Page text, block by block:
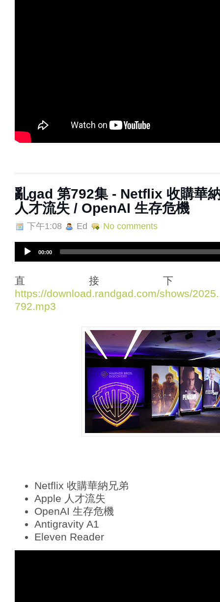
亂‌‌‌gad‌‌‌ ‌‌‌‌‌第792集 - Netflix 收購華
人才流失 / OpenAI 生存危機
下午1:08 Ed No comments
i
o
P
l
00:00
直接
https://download.randgad.com/shows/
792.mp3
Netflix 收購華納兄弟
Apple 人才流失
OpenAI 生存危機
Antigravity A1
Eleven Reader